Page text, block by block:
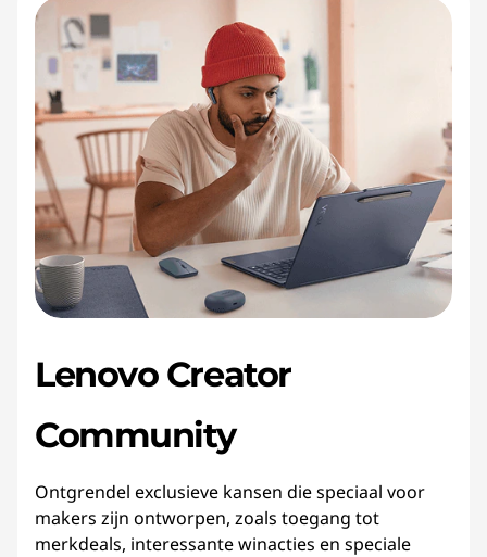
Lenovo Creator
Community
Ontgrendel exclusieve kansen die speciaal voor
makers zijn ontworpen, zoals toegang tot
merkdeals, interessante winacties en speciale